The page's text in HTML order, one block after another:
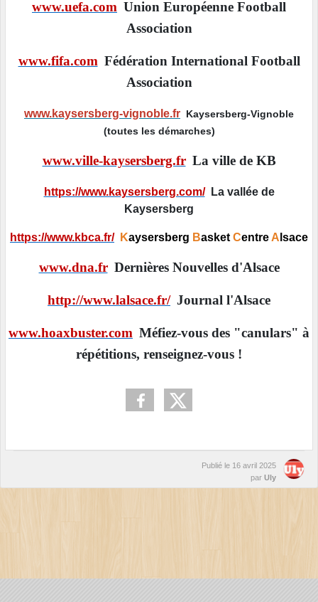
www.uefa.com Union Européenne Football
Association
www.fifa.com Fédération International Football
Association
www.kaysersberg-vignoble.fr Kaysersberg-Vignoble
(toutes les démarches)
www.ville-kaysersberg.fr La ville de KB
https://www.kaysersberg.com/
La vallée de
Kaysersberg
https://www.kbca.fr/ Kaysersberg Basket Centre A lsace
www.dna.fr Dernières Nouvelles d'Alsace
http://www.lalsace.fr/ Journal l'Alsace
www.hoaxbuster.com Méfiez-vous des "canulars" à
répétitions, renseignez-vous !
Publié le 16 avril 2025
par Uly